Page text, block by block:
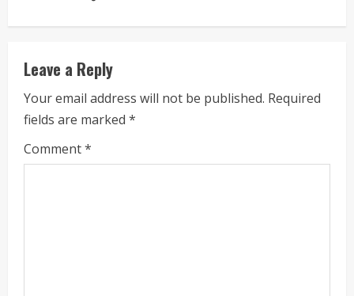
n
u
e
R
e
Leave a Reply
Your email address will not be published. Required
fields are marked *
Comment*